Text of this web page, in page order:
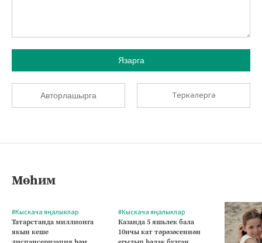
Язарга
Авторлашырга Теркәлергә
Мөһим
#Кыскача яңалыклар
Татарстанда миллионга
якын кеше
#Кыскача яңалыклар
Казанда 5 яшьлек бала
10нчы кат тәрәзәсеннән